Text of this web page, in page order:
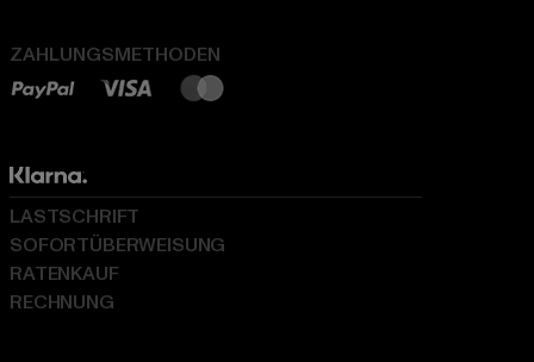
ZAHLUNGSMETHODEN
LASTSCHRIFT
SOFORTÜBERWEISUNG
RATENKAUF
RECHNUNG